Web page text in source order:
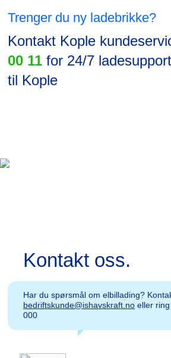
Trenger du ny ladebrikke?
Kontakt Kople
00 11 for 24/7
til Kople
Kontakt oss.
Har du spørsmål om elbillading?
bedriftskunde@ishavskraft.no eller
000